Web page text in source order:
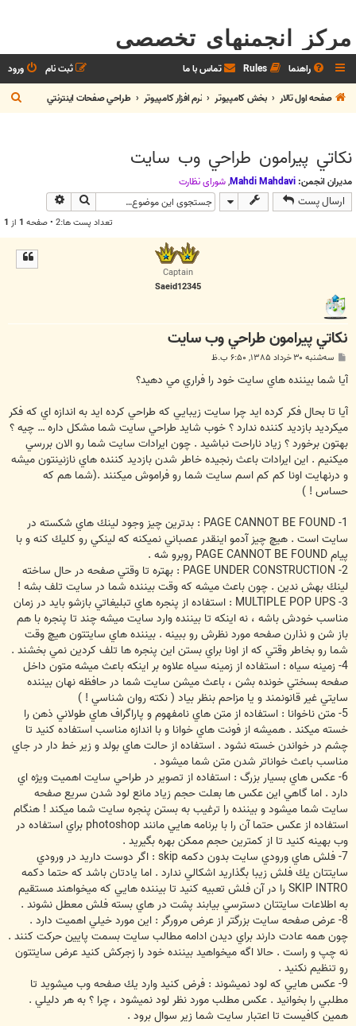
مرکز انجمنهای تخصصی
راهنما Rules تماس با ما ورود
ثبت نام
صفحه اول تالار
بخش كامپيوتر نرم افزار كامپيوتر طراحي صفحات اينترنتي
س
نکاتي پيرامون طراحي وب سايت
مدیران انجمن: Mahdi Mahdavi
,شوراي نظارت
ارسال پست جستجو
تعداد پست ها:2 • صفحه 1 از 1
Captain
Saeid12345
نکاتي پيرامون طراحي وب سايت
ت
سه‌شنبه ۳۰ خرداد ۱۳۸۵, ۶:۵۰ ب.ظ
آيا شما بيننده هاي سايت خود را فراري مي دهيد؟
آيا تا بحال فكر كرده ايد چرا سايت زيبايي كه طراحي كرده ايد به اندازه اي كه فكر
ميكرديد بازديد كننده ندارد ؟ خوب شايد طراحي سايت شما مشكل داره … چيه ؟
بهتون برخورد ؟ زياد ناراحت نباشيد . چون ايرادات سايت شما رو الان بررسي
ميكنيم . اين ايرادات باعث رنجيده خاطر شدن بازديد كننده هاي نازنينتون ميشه
و درنهايت اونا كم كم اسم سايت شما رو فراموش ميكنند .(شما هم كه
حساس ! )
1- PAGE CANNOT BE FOUND : بدترين چيز وجود لينك هاي شكسته در
سايت است . هيچ چيز آدمو اينقدر عصباني نميكنه كه لينكي رو كليك كنه و با
پيام PAGE CANNOT BE FOUND روبرو شه .
2- PAGE UNDER CONSTRUCTION : بهتره تا وقتي صفحه در حال ساخته
لينك بهش ندين . چون باعث ميشه كه وقت بيننده شما در سايت تلف بشه !
3- MULTIPLE POP UPS : استفاده از پنجره هاي تبليغاتي بازشو بايد در زمان
مناسب خودش باشه ، نه اينكه تا بيننده وارد سايت ميشه چند تا پنجره با هم
باز شن و نذارن صفحه مورد نظرش رو ببينه . بيننده هاي سايتتون هيچ وقت
شما رو بخاطر وقتي كه از اونا براي بستن اين پنجره ها تلف كردين نمي بخشند .
4- زمينه سياه : استفاده از زمينه سياه علاوه بر اينكه باعث ميشه متون داخل
صفحه بسختي خونده بشن ، باعث ميشن سايت شما در حافظه نهان بيننده
سايتي غير قانونمند و يا مزاحم بنظر بياد ( نكته روان شناسي ! )
5- متن ناخوانا : استفاده از متن هاي نامفهوم و پاراگراف هاي طولاني ذهن را
خسته ميكند . هميشه از فونت هاي خوانا و با اندازه مناسب استفاده كنيد تا
چشم در خواندن خسته نشود . استفاده از حالت هاي بولد و زير خط دار در جاي
مناسب باعث خواناتر شدن متن شما ميشود .
6- عكس هاي بسيار بزرگ : استفاده از تصوير در طراحي سايت اهميت ويژه اي
دارد . اما گاهي اين عكس ها بعلت حجم زياد مانع لود شدن سريع صفحه
سايت شما ميشود و بيننده را ترغيب به بستن پنجره سايت شما ميكند ! هنگام
استفاده از عكس حتما آن را با برنامه هايي مانند photoshop براي استفاده در
وب بهينه كنيد تا از كمترين حجم ممكن بهره بگيريد .
7- فلش هاي ورودي سايت بدون دكمه skip : اگر دوست داريد در ورودي
سايتتان يك فلش زيبا بگذاريد اشكالي ندارد . اما يادتان باشد كه حتما دكمه
SKIP INTRO را در آن فلش تعبيه كنيد تا بيننده هايي كه ميخواهند مستقيم
به اطلاعات سايتتان دسترسي بيابند پشت در هاي بسته فلش معطل نشوند .
8- عرض صفحه سايت بزرگتر از عرض مرورگر : اين مورد خيلي اهميت دارد .
چون همه عادت دارند براي ديدن ادامه مطالب سايت بسمت پايين حركت كنند .
نه چپ و راست . حالا اگه ميخواهيد بيننده خود را زجركش كنيد عرض سايتتون
رو تنظيم نكنيد .
9- عكس هايي كه لود نميشوند : فرض كنيد وارد يك صفحه وب ميشويد تا
مطلبي را بخوانيد . عكس مطلب مورد نظر لود نميشود ، چرا ؟ به هر دليلي .
همين كافيست تا اعتبار سايت شما زير سوال برود .